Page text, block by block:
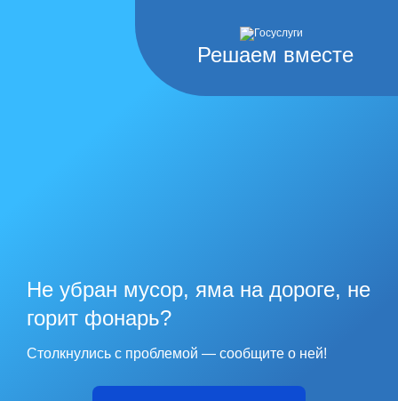
Решаем вместе
Не убран мусор, яма на дороге, не
горит фонарь?
Столкнулись с проблемой — сообщите о ней!